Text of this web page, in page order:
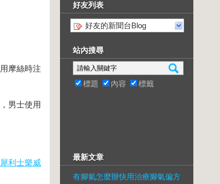
摩絲時注
男士使用
犀利士樂威
好友列表
好友的新聞台Blog
站內搜尋
標題 內容 標籤
最新文章
有腳氣怎麼辦快用治療腳氣偏方